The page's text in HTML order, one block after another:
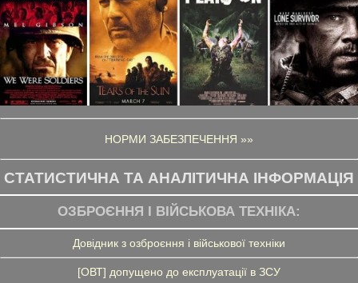
НОРМИ ЗАБЕЗПЕЧЕННЯ »»
СТАТИСТИЧНА ТА АНАЛІТИЧНА ІНФОРМАЦІЯ
ОЗБРОЄННЯ І ВІЙСЬКОВА ТЕХНІКА:
Довідник з озброєння і військової техніки
[ОВТ] допущено до експлуатації в ЗСУ